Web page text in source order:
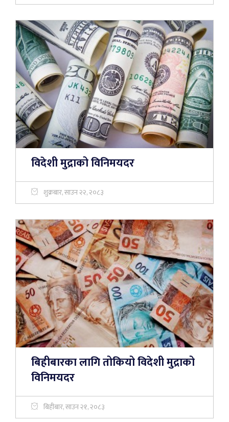
विदेशी मुद्राको विनिमयदर
शुक्रबार, साउन २२, २०८३
बिहीबारका लागि तोकियो विदेशी मुद्राको
विनिमयदर
बिहीबार, साउन २१, २०८३